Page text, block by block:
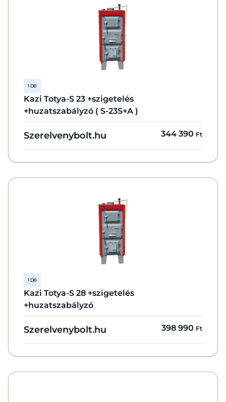
1 DB
Kazi Totya-S 23 +szigetelés
+huzatszabályzó ( S-23S+A )
Szerelvenybolt.hu 344 390 Ft
1 DB
Kazi Totya-S 28 +szigetelés
+huzatszabályzó
Szerelvenybolt.hu 398 990 Ft